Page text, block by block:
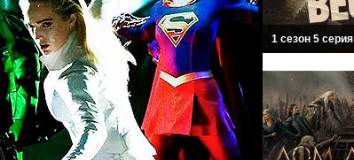
1 сезон 5 серия